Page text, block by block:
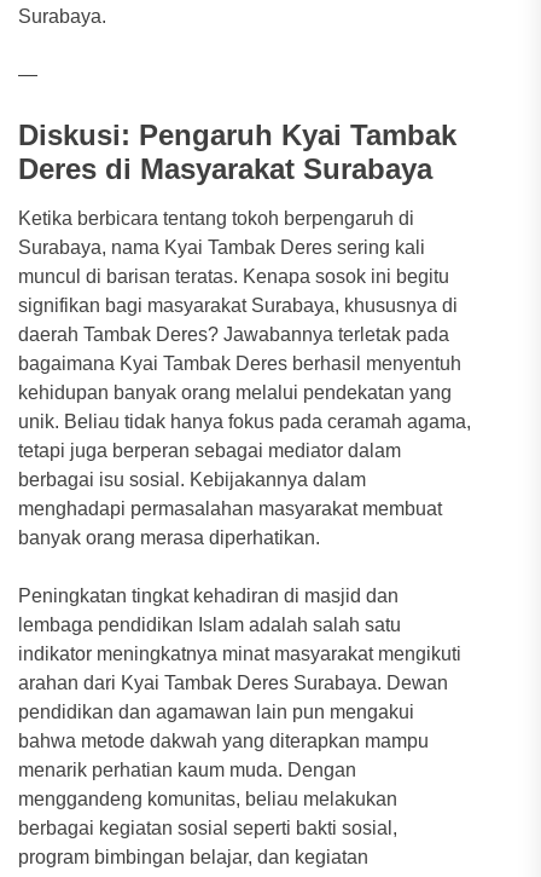
Surabaya.
—
Diskusi: Pengaruh Kyai Tambak
Deres di Masyarakat Surabaya
Ketika berbicara tentang tokoh berpengaruh di
Surabaya, nama Kyai Tambak Deres sering kali
muncul di barisan teratas. Kenapa sosok ini begitu
signifikan bagi masyarakat Surabaya, khususnya di
daerah Tambak Deres? Jawabannya terletak pada
bagaimana Kyai Tambak Deres berhasil menyentuh
kehidupan banyak orang melalui pendekatan yang
unik. Beliau tidak hanya fokus pada ceramah agama,
tetapi juga berperan sebagai mediator dalam
berbagai isu sosial. Kebijakannya dalam
menghadapi permasalahan masyarakat membuat
banyak orang merasa diperhatikan.
Peningkatan tingkat kehadiran di masjid dan
lembaga pendidikan Islam adalah salah satu
indikator meningkatnya minat masyarakat mengikuti
arahan dari Kyai Tambak Deres Surabaya. Dewan
pendidikan dan agamawan lain pun mengakui
bahwa metode dakwah yang diterapkan mampu
menarik perhatian kaum muda. Dengan
menggandeng komunitas, beliau melakukan
berbagai kegiatan sosial seperti bakti sosial,
program bimbingan belajar, dan kegiatan